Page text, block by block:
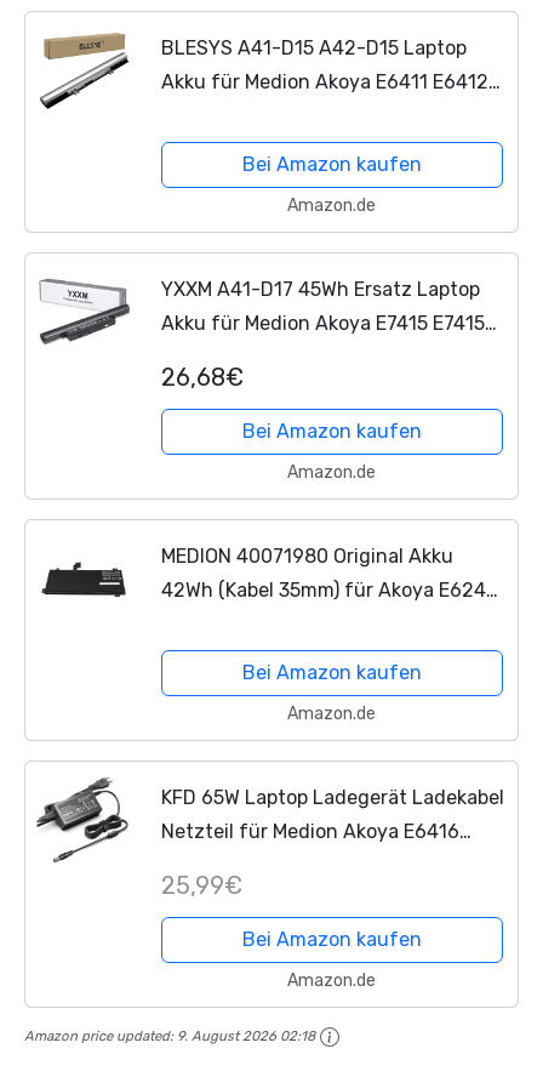
BLESYS A41-D15 A42-D15 Laptop
Akku für Medion Akoya E6411 E6412
E6421 E6422 E6424 P6653 P6655
P6656 P6657 P6659 P6660 P6670...
Bei Amazon kaufen
Amazon.de
YXXM A41-D17 45Wh Ersatz Laptop
Akku für Medion Akoya E7415 E7415T
P7639 P7640 E7419 E7421 P7647
P7643 P7648 P7651 P7652 P7644...
26,68€
Bei Amazon kaufen
Amazon.de
MEDION 40071980 Original Akku
42Wh (Kabel 35mm) für Akoya E6246,
P6645, S15449, S17402, S6445,
S6446, S17403, S17405,
Bei Amazon kaufen
Amazon.de
KFD 65W Laptop Ladegerät Ladekabel
Netzteil für Medion Akoya E6416
E6234 S15447 Packard Bell P5WS0
7018830000 E7426 E7220 E6239...
25,99€
Bei Amazon kaufen
Amazon.de
Amazon price updated: 9. August 2026 02:18